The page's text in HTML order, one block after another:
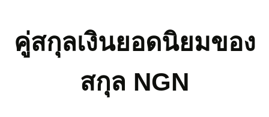
คู่สกุลเงินยอดนิยมของ
สกุล NGN